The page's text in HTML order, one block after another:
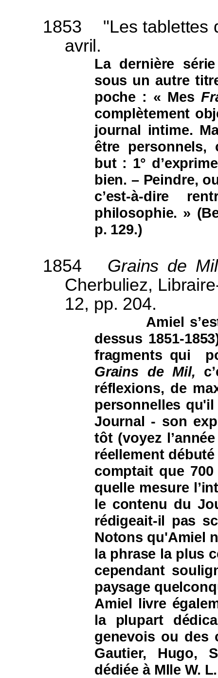
1853
"Les tablettes
avril.
La dernière
sous un autre
poche : « Mes
complètement
journal intime.
être
but : 1°
bien. – Peindre,
c’est-à-dire
philosophie. »
p. 129.)
1854
Grains de
Cherbuliez,
12, pp. 204.
Amiel
dessus 1851-
fragments qui
Grains de Mil,
réflexions, de
personnelles
Journal - son
tôt (voyez
réellement
comptait que
quelle mesure
le contenu du
rédigeait-il pas
Notons qu'Amiel
la phrase la plus
cependant
paysage
Amiel livre
la plupart
genevois ou des
Gautier, Hugo,
dédiée à Mlle W.